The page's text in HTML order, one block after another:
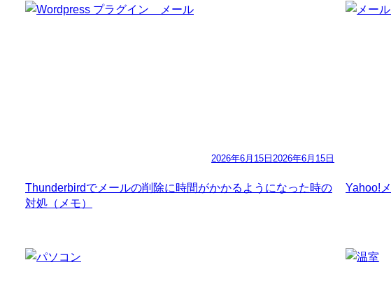
2026年6月15日 2026年6月15日
Thunderbirdでメールの削除に時間がかかるようになった時の
対処（メモ）
Yahoo!